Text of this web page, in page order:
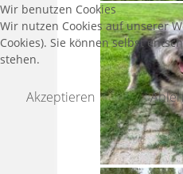
Wir benutzen Cookies
Wir nutzen Cookies auf unserer
Cookies). Sie können selbst
stehen.
Akzeptieren